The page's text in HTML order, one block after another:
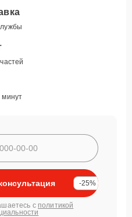
минут
-25%
с политикой